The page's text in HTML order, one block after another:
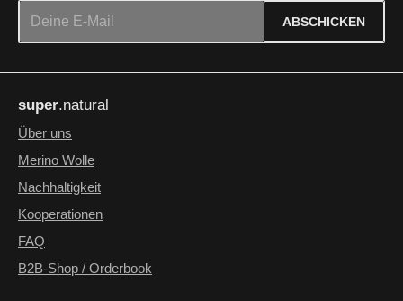
ABSCHICKEN
genommen und die
einverstanden.
Die mit einem Stern (*) markierten Felder sind Pflichtfelder.
super.natural
Über uns
Merino Wolle
Nachhaltigkeit
Kooperationen
FAQ
B2B-Shop / Orderbook